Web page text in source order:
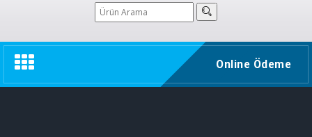
Toggle
navigation
Online Ödeme